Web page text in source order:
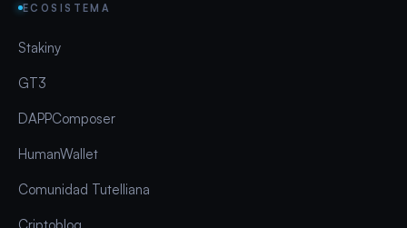
ECOSISTEMA
Stakiny
GT3
DAPPComposer
HumanWallet
Comunidad Tutelliana
Criptoblog